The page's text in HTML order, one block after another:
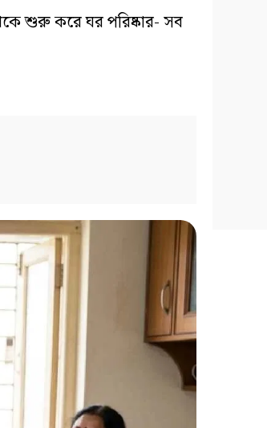
শুরু করে ঘর পরিষ্কার- সব